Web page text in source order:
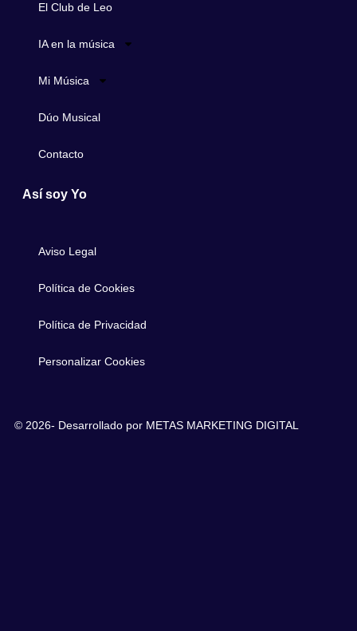
El Club de Leo
IA en la música
Mi Música
Dúo Musical
Contacto
Así soy Yo
Aviso Legal
Política de Cookies
Política de Privacidad
Personalizar Cookies
© 2026- Desarrollado por METAS MARKETING DIGITAL